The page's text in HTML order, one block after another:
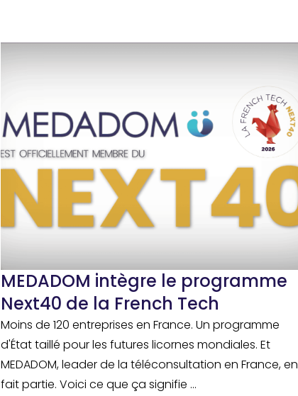
MEDADOM intègre le programme
Next40 de la French Tech
Moins de 120 entreprises en France. Un programme
d'État taillé pour les futures licornes mondiales. Et
MEDADOM, leader de la téléconsultation en France, en
fait partie. Voici ce que ça signifie ...